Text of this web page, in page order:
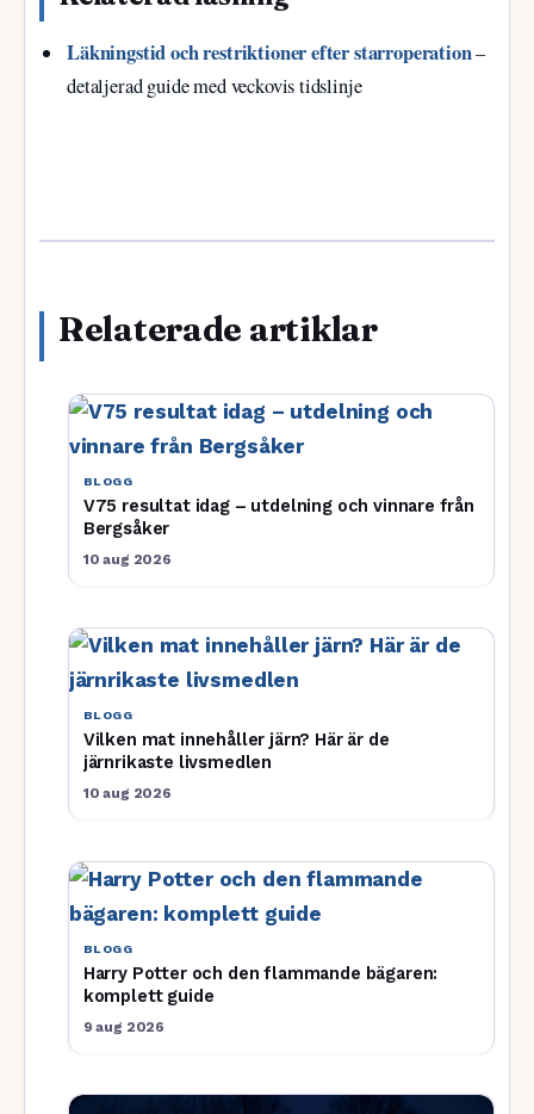
Läkningstid och restriktioner efter starroperation–
detaljerad guide med veckovis tidslinje
Relaterade artiklar
BLOGG
V75 resultat idag – utdelning och vinnare från
Bergsåker
10 aug 2026
BLOGG
Vilken mat innehåller järn? Här är de
järnrikaste livsmedlen
10 aug 2026
BLOGG
Harry Potter och den flammande bägaren:
komplett guide
9 aug 2026